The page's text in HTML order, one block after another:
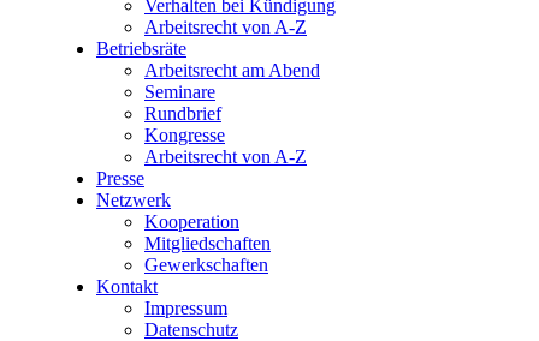
Verhalten bei Kündigung
Arbeitsrecht von A-Z
Betriebsräte
Arbeitsrecht am Abend
Seminare
Rundbrief
Kongresse
Arbeitsrecht von A-Z
Presse
Netzwerk
Kooperation
Mitgliedschaften
Gewerkschaften
Kontakt
Impressum
Datenschutz